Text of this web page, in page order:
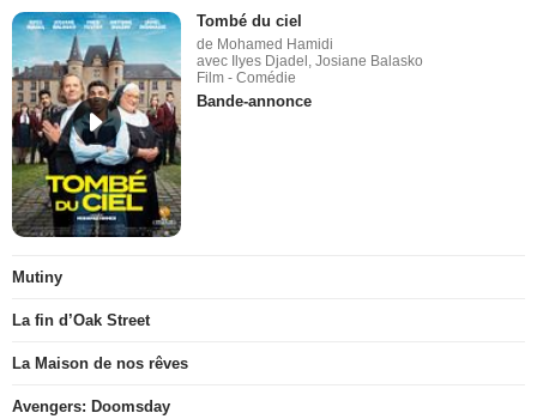
Tombé du ciel
de Mohamed Hamidi
avec Ilyes Djadel, Josiane Balasko
Film - Comédie
Bande-annonce
Mutiny
La fin d’Oak Street
La Maison de nos rêves
Avengers: Doomsday